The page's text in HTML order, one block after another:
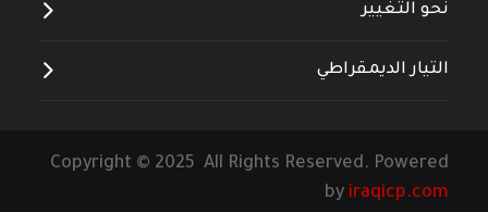
نحو التغيير
التيار الديمقراطي
Copyright © 2025 All Rights Reserved. Powered
by iraqicp.com